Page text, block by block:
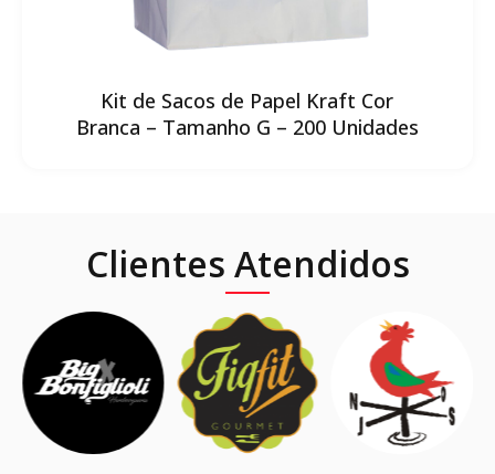
Kit de Sacos de Papel Kraft Cor
Branca – Tamanho G – 200 Unidades
Clientes Atendidos